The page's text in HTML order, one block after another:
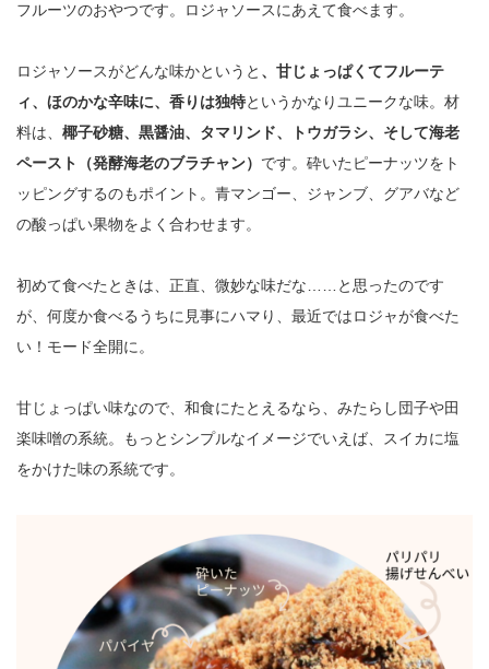
フルーツのおやつです。ロジャソースにあえて食べます。
ロジャソースがどんな味かというと 、甘じょっぱくてフルーテ
ィ、ほのかな辛味に、香りは独特というかなりユニークな味。材
料は、 椰子砂糖、黒醤油、タマリンド、トウガラシ、そして海老
ペースト（発酵海老のブラチャン） です。砕いたピーナッツをト
ッピングするのもポイント。青マンゴー、ジャンブ、グアバなど
の酸っぱい果物をよく合わせます。
初めて食べたときは、正直、微妙な味だな……と思ったのです
が、何度か食べるうちに見事にハマり、最近ではロジャが食べた
い！モード全開に。
甘じょっぱい味なので、和食にたとえるなら、みたらし団子や田
楽味噌の系統。もっとシンプルなイメージでいえば、スイカに塩
をかけた味の系統です。